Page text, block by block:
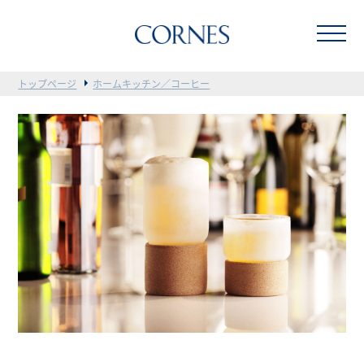
トップページ ホームキッチン／コーヒー